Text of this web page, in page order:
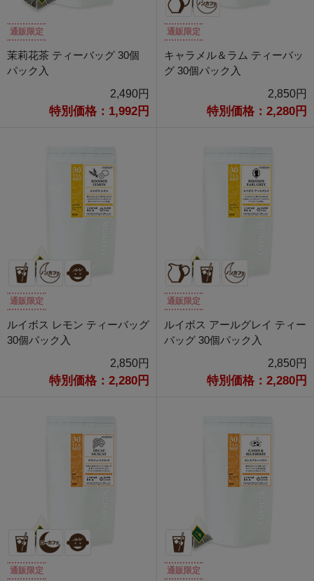
通販限定
茉莉花茶 ティーバッグ 30個
パック入
2,490円
特別価格：1,992円
通販限定
キャラメル＆ラム ティーバッ
グ 30個パック入
2,850円
特別価格：2,280円
通販限定
ルイボス レモン ティーバッグ
30個パック入
2,850円
特別価格：2,280円
通販限定
ルイボス アールグレイ ティー
バッグ 30個パック入
2,850円
特別価格：2,280円
通販限定 通販限定